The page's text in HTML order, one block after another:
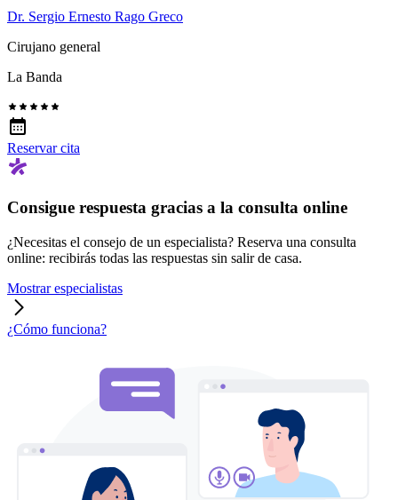
Dr. Sergio Ernesto Rago Greco
Cirujano general
La Banda
Reservar cita
Consigue respuesta gracias a la consulta online
¿Necesitas el consejo de un especialista? Reserva una consulta
online: recibirás todas las respuestas sin salir de casa.
Mostrar especialistas
¿Cómo funciona?